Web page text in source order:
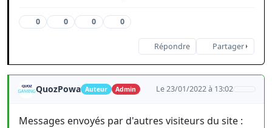
0 0 0 0
Répondre Partager
QuozPowa Auteur Admin Le 23/01/2022 à 13:02
Messages envoyés par d'autres visiteurs du site :